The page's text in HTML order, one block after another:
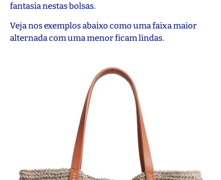
fantasia nestas bolsas.
Veja nos exemplos abaixo como uma faixa maior
alternada com uma menor ficam lindas.